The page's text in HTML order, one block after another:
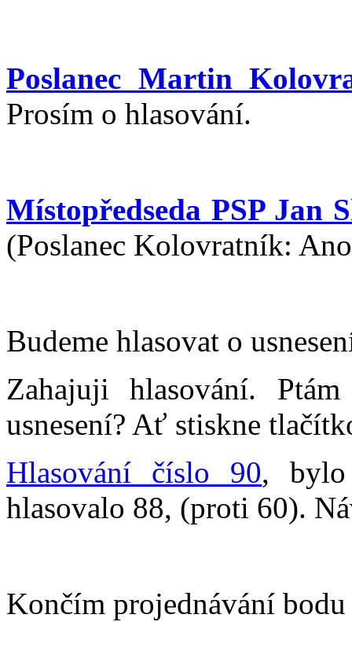
Poslanec Martin
Prosím o hlasování.
Místopředseda PSP Jan
(Poslanec Kolovratník:
Budeme hlasovat o
Zahajuji hlasování.
usnesení? Ať stiskne
Hlasování číslo 90, bylo
hlasovalo 88, (proti 60).
Končím projednávání